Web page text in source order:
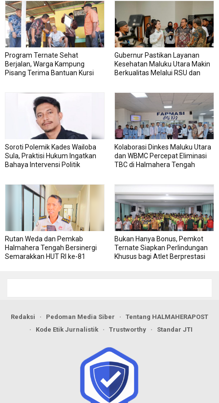
Program Ternate Sehat
Berjalan, Warga Kampung
Pisang Terima Bantuan Kursi
Gubernur Pastikan Layanan
Kesehatan Maluku Utara Makin
Berkualitas Melalui RSU dan
Soroti Polemik Kades Wailoba
Sula, Praktisi Hukum Ingatkan
Bahaya Intervensi Politik
Kolaborasi Dinkes Maluku Utara
dan WBMC Percepat Eliminasi
TBC di Halmahera Tengah
Rutan Weda dan Pemkab
Halmahera Tengah Bersinergi
Semarakkan HUT RI ke-81
Bukan Hanya Bonus, Pemkot
Ternate Siapkan Perlindungan
Khusus bagi Atlet Berprestasi
Redaksi Pedoman Media Siber
Tentang HALMAHERAPOST
Kode Etik Jurnalistik
Trustworthy Standar JTI